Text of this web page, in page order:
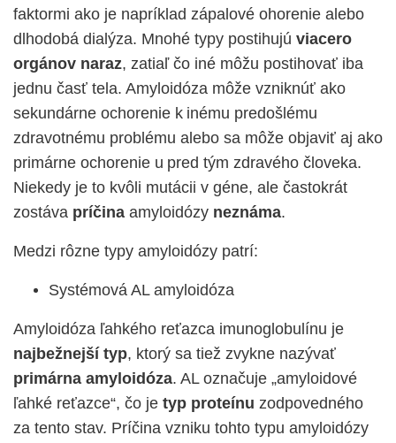
faktormi ako je napríklad zápalové ohorenie alebo
dlhodobá dialýza. Mnohé typy postihujú viacero
orgánov naraz, zatiaľ čo iné môžu postihovať iba
jednu časť tela. Amyloidóza môže vzniknúť ako
sekundárne ochorenie k inému predošlému
zdravotnému problému alebo sa môže objaviť aj ako
primárne ochorenie u pred tým zdravého človeka.
Niekedy je to kvôli mutácii v géne, ale častokrát
zostáva príčina amyloidózy neznáma.
Medzi rôzne typy amyloidózy patrí:
Systémová AL amyloidóza
Amyloidóza ľahkého reťazca imunoglobulínu je
najbežnejší typ, ktorý sa tiež zvykne nazývať
primárna amyloidóza. AL označuje „amyloidové
ľahké reťazce“, čo je typ proteínu zodpovedného
za tento stav. Príčina vzniku tohto typu amyloidózy